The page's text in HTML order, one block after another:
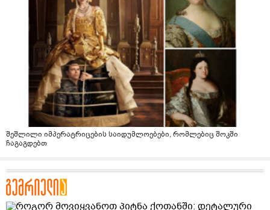
შეშლილი იმპერატრიცების საიდუმლოებები, რომლებიც შოკში
ჩაგაგდებთ